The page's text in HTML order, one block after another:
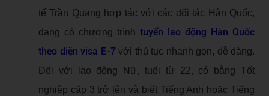
tế Trần Quang hợp tác với các đối tác Hàn Quốc,
đang có chương trình tuyển lao động Hàn Quốc
theo diện visa E-7 với thủ tục nhanh gọn, dễ dàng.
Đối với lao động Nữ, tuổi từ 22, có bằng Tốt
nghiệp cấp 3 trở lên và biết Tiếng Anh hoặc Tiếng